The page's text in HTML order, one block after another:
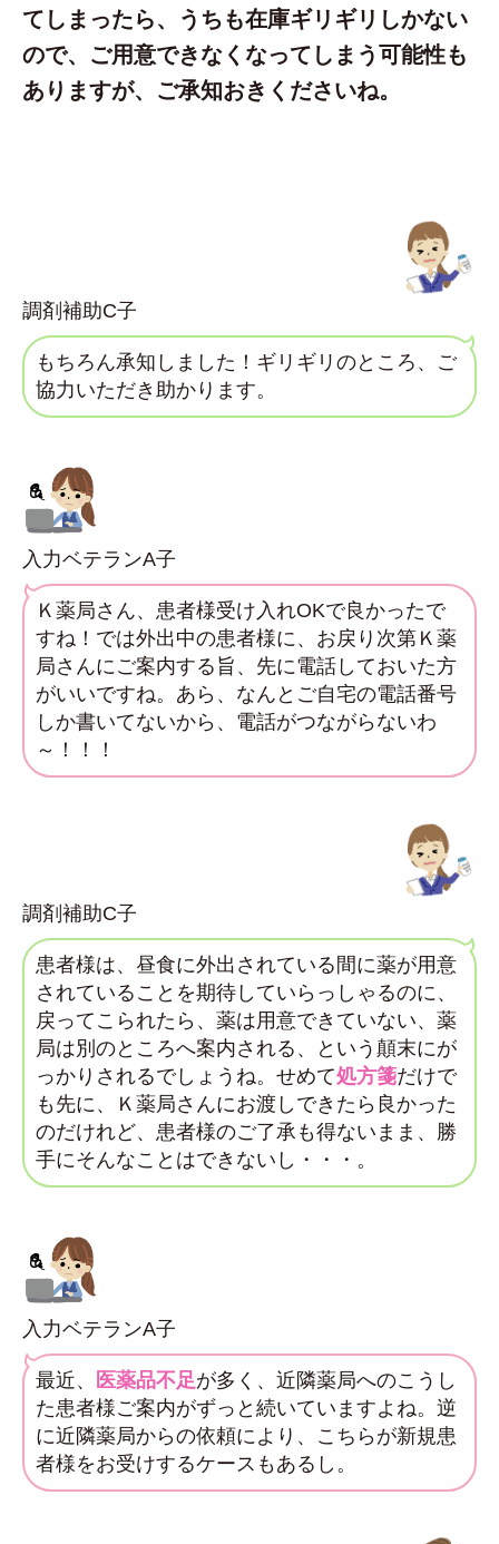
てしまったら、うちも在庫ギリギリしかない
ので、ご用意できなくなってしまう可能性も
ありますが、ご承知おきくださいね。
調剤補助C子
もちろん承知しました！ギリギリのところ、ご
協力いただき助かります。
入力ベテランA子
Ｋ薬局さん、患者様受け入れOKで良かったで
すね！では外出中の患者様に、お戻り次第Ｋ薬
局さんにご案内する旨、先に電話しておいた方
がいいですね。あら、なんとご自宅の電話番号
しか書いてないから、電話がつながらないわ
～！！！
調剤補助C子
患者様は、昼食に外出されている間に薬が用意
されていることを期待していらっしゃるのに、
戻ってこられたら、薬は用意できていない、薬
局は別のところへ案内される、という顛末にが
っかりされるでしょうね。せめて処方箋だけで
も先に、Ｋ薬局さんにお渡しできたら良かった
のだけれど、患者様のご了承も得ないまま、勝
手にそんなことはできないし・・・。
入力ベテランA子
最近、 医薬品不足が多く、近隣薬局へのこうし
た患者様ご案内がずっと続いていますよね。逆
に近隣薬局からの依頼により、こちらが新規患
者様をお受けするケースもあるし。